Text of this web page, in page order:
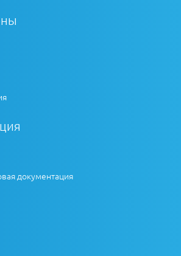
документация